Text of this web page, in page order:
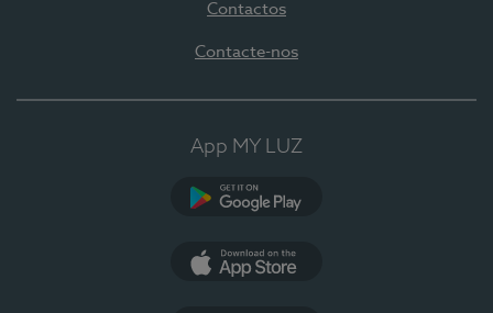
Contactos
Contacte-nos
App MY LUZ